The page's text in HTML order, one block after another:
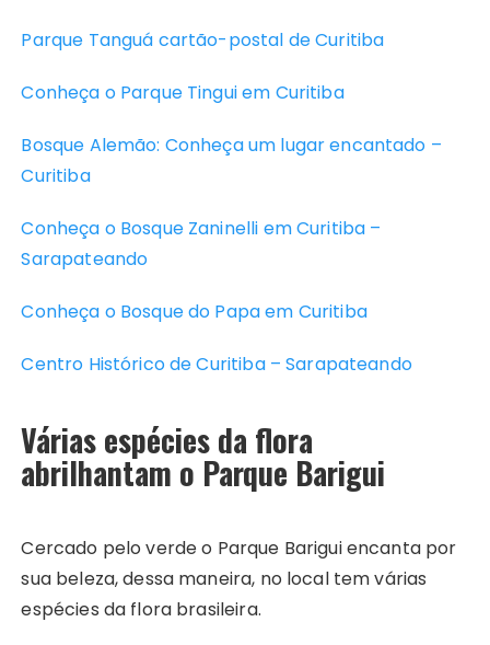
Parque Tanguá cartão-postal de Curitiba
Conheça o Parque Tingui em Curitiba
Bosque Alemão: Conheça um lugar encantado –
Curitiba
Conheça o Bosque Zaninelli em Curitiba –
Sarapateando
Conheça o Bosque do Papa em Curitiba
Centro Histórico de Curitiba – Sarapateando
Várias espécies da flora
abrilhantam o Parque Barigui
Cercado pelo verde o Parque Barigui encanta por
sua beleza, dessa maneira, no local tem várias
espécies da flora brasileira.